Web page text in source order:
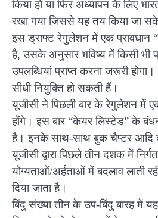
किया हो या फिर अध्यापन के लिए
रखा गया जिससे यह तय किया जा सके
इस ड्राफ्ट रेगुलेशन में एक प्रावधान
है, उसके अनुसार भविष्य में किसी भी
उपलब्धियां प्राप्त करना जरूरी
सीधी नियुक्ति हो सकती हैं।
यूजीसी ने पिछली बार के रेगुलेशन में
होंगे। इस बार “केयर लिस्टेड” के
है। इनके साथ-साथ बुक चैप्टर आदि
यूजीसी द्वारा पिछले तीन दशक में
योग्यताओं/अर्हताओं में बदलाव लाती
दिया जाता है।
बिंदु संख्या तीन के उप-बिंदु बारह में